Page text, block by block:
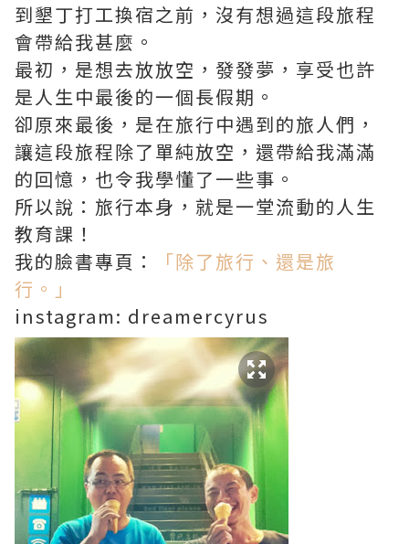
到墾丁打工換宿之前，沒有想過這段旅程
會帶給我甚麼。
最初，是想去放放空，發發夢，享受也許
是人生中最後的一個長假期。
卻原來最後，是在旅行中遇到的旅人們，
讓這段旅程除了單純放空，還帶給我滿滿
的回憶，也令我學懂了一些事。
所以說：旅行本身，就是一堂流動的人生
教育課！
我的臉書專頁：
「除了旅行、還是旅
行。」
instagram: dreamercyrus